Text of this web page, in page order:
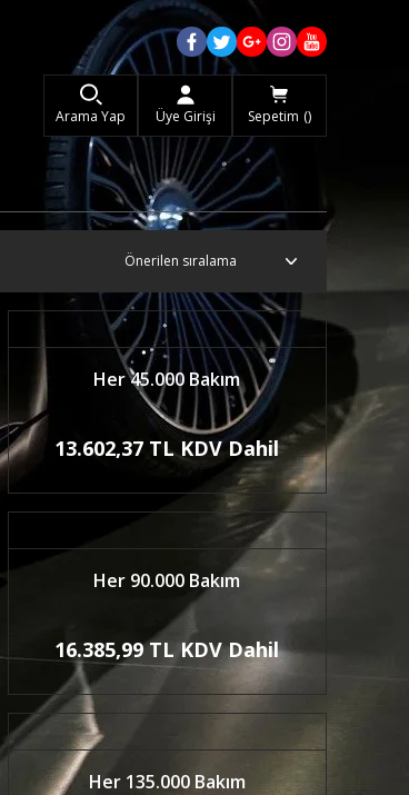
Arama Yap Üye Girişi Sepetim
Her 45.000 Bakım
13.602,37 TL KDV Dahil
Her 90.000 Bakım
16.385,99 TL KDV Dahil
Her 135.000 Bakım